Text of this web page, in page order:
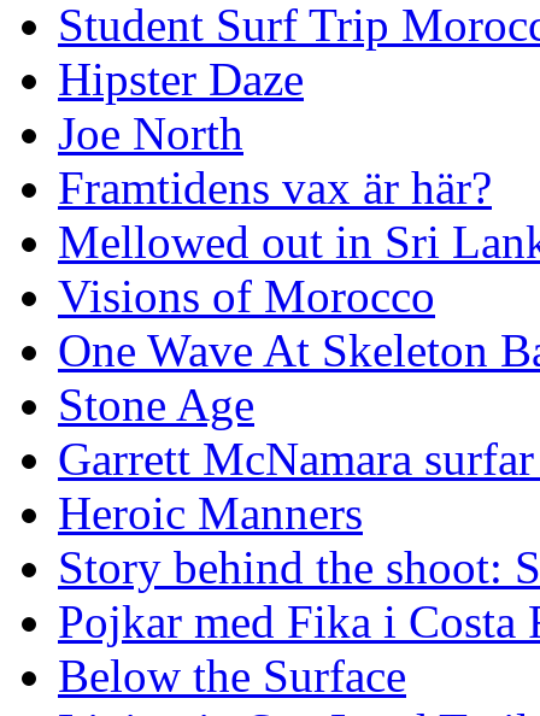
Student Surf Trip
Hipster Daze
Joe North
Framtidens vax är här?
Mellowed out in Sri
Visions of Morocco
One Wave At Skeleton
Stone Age
Garrett McNamara
Heroic Manners
Story behind the shoot:
Pojkar med Fika i Costa
Below the Surface